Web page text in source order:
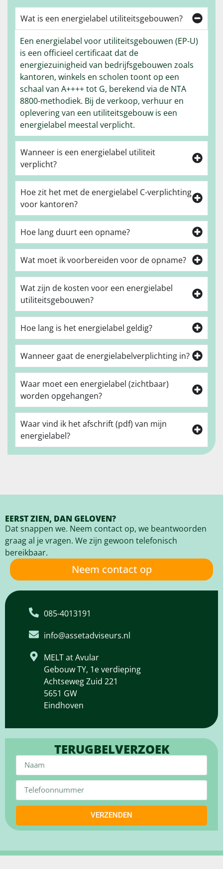
Wat is een energielabel utiliteitsgebouwen?
Een energielabel voor utiliteitsgebouwen (EP-U)
is een officieel certificaat dat de
energiezuinigheid van bedrijfsgebouwen zoals
kantoren, winkels en scholen toont op een
schaal van A++++ tot G, berekend via de NTA
8800-methodiek. Bij de verkoop, verhuur en
oplevering van een utiliteitsgebouw is een
energielabel meestal verplicht.
Wanneer is een energielabel utiliteit
verplicht?
Hoe zit het met de energielabel C-verplichting
voor kantoren?
Hoe lang duurt een opname?
Wat moet ik voorbereiden voor de opname?
Wat zijn de kosten voor een energielabel
utiliteitsgebouwen?
Hoe lang is het energielabel geldig?
Wanneer gaat de energielabelverplichting in?
Waar moet een energielabel (zichtbaar)
worden opgehangen?
Waar vind ik het afschrift (pdf) van mijn
energielabel?
EERST ZIEN, DAN GELOVEN?
Dat snappen we. Neem contact op, we beantwoorden
graag al je vragen. We zijn gewoon telefonisch
bereikbaar.
Neem contact op
085-4013191
info@assetadviseurs.nl
MELT at Avular
Gebouw TY, 1e verdieping
Achtseweg Zuid 221
5651 GW
Eindhoven
TERUGBELVERZOEK
VERZENDEN